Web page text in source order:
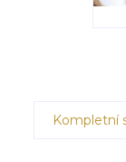
Kompletní